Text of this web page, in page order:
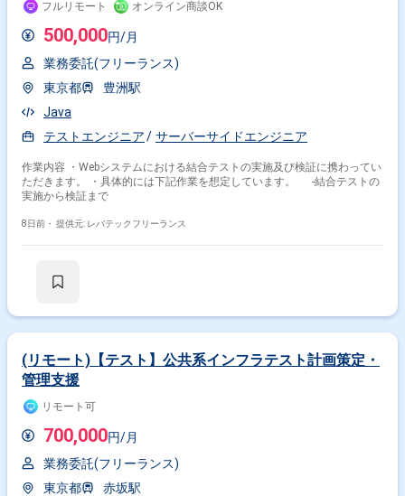
フルリモート オンライン商談OK
500,000円/月
業務委託(フリーランス)
東京都
豊洲駅
Java
テストエンジニア
サーバーサイドエンジニア
作業内容 ・Webシステムにおける結合テストの実施及び検証に携わってい
ただきます。 ・具体的には下記作業を想定しています。 -結合テストの
実施から検証まで
8日前・ 提供元: レバテックフリーランス
(リモート)【テスト】公共系インフラテスト計画策定・
管理支援
リモート可
700,000円/月
業務委託(フリーランス)
東京都
赤坂駅